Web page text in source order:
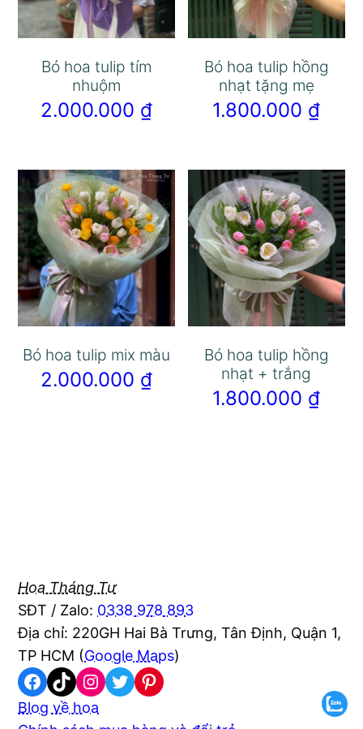
Bó hoa tulip tím
nhuộm
2.000.000 ₫
Bó hoa tulip hồng
nhạt tặng mẹ
1.800.000 ₫
Bó hoa tulip mix màu
2.000.000 ₫
Bó hoa tulip hồng
nhạt + trắng
1.800.000 ₫
Hoa Tháng Tư
SĐT / Zalo: 0338 978 893
Địa chỉ: 220GH Hai Bà Trưng, Tân Định, Quận 1,
TP HCM (Google Maps)
Facebook
TikTokInstagram
TwitterPinterest
Blog về hoa